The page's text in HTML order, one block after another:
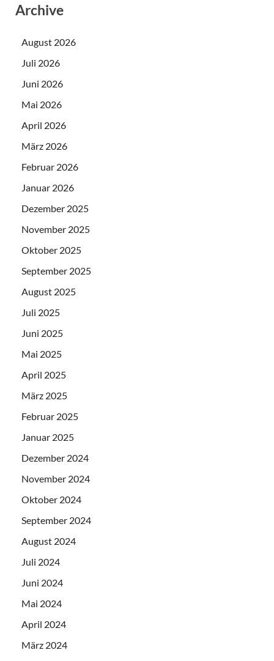
Archive
August 2026
Juli 2026
Juni 2026
Mai 2026
April 2026
März 2026
Februar 2026
Januar 2026
Dezember 2025
November 2025
Oktober 2025
September 2025
August 2025
Juli 2025
Juni 2025
Mai 2025
April 2025
März 2025
Februar 2025
Januar 2025
Dezember 2024
November 2024
Oktober 2024
September 2024
August 2024
Juli 2024
Juni 2024
Mai 2024
April 2024
März 2024